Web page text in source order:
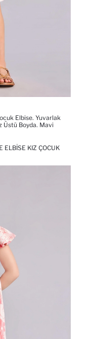
Elbise. Yuvarlak
Üstü Boyda. Mavi
ELBISE KIZ ÇOCUK